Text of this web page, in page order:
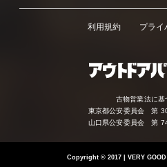
利用規約 プライ
古物営業法に基
東京都公安委員会 第
山口県公安委員会 第
Copyright ©2017 | VERY